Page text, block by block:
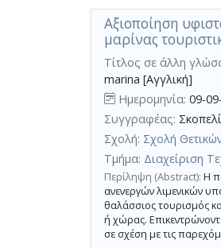
αποτέλεσμα
,
σύνολο
σελίδων
1.
Εφαρμοζόμενα
κριτήρια
αναζήτησης:
Analysis
of
sustainability
Ακύρωση
των
κριτηρίων
αναζήτησης
Περιορισμός
τα
αποτελέσματα
αναζήτησης:
Αξιοποίηση
μαρίνας
Τίτλος σε άλλη
marina [Αγγλική]
Ημερομηνία: 09-
Συγγραφέας:
Σχολή: Σχολή
Τμήμα: Διαχείριση
Περίληψη (Abstract): Η
ανενεργών λιμενικών
θαλάσσιος τουρισμός
ή χώρας.
σε σχέση με τις